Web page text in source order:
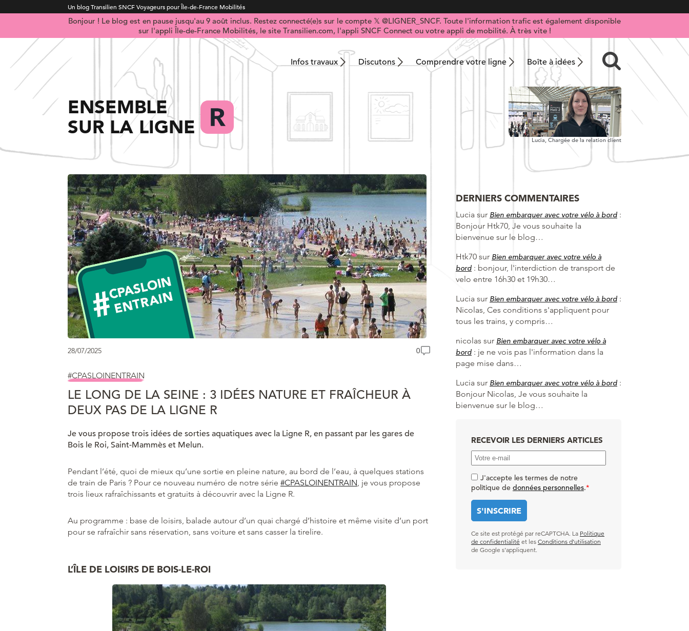
Un blog Transilien SNCF Voyageurs pour Île-de-France Mobilités
Bonjour ! Le blog est en pause jusqu'au 9 août inclus. Restez connecté(e)s sur le compte 𝕏 @LIGNER_SNCF. Toute l'information trafic est également disponible
sur l'appli Île-de-France Mobilités, le site Transilien.com, l'appli SNCF Connect ou votre appli de mobilité. À très vite !
Infos travaux Discutons Comprendre votre ligne Boîte à idées
ENSEMBLE
SUR LA LIGNE
Lucia, Chargée de la relation client
28/07/2025 0
#CPASLOINENTRAIN
LE LONG DE LA SEINE : 3 IDÉES NATURE ET FRAÎCHEUR À
DEUX PAS DE LA LIGNE R
Je vous propose trois idées de sorties aquatiques avec la Ligne R, en passant par les gares de
Bois le Roi, Saint-Mammès et Melun.
Pendant l’été, quoi de mieux qu’une sortie en pleine nature, au bord de l’eau, à quelques stations
de train de Paris ? Pour ce nouveau numéro de notre série #CPASLOINENTRAIN, je vous propose
trois lieux rafraîchissants et gratuits à découvrir avec la Ligne R.
Au programme : base de loisirs, balade autour d’un quai chargé d’histoire et même visite d’un port
pour se rafraîchir sans réservation, sans voiture et sans casser la tirelire.
L’ÎLE DE LOISIRS DE BOIS-LE-ROI
DERNIERS COMMENTAIRES
Lucia sur Bien embarquer avec votre vélo à bord :
Bonjour Htk70, Je vous souhaite la
bienvenue sur le blog…
Htk70 sur Bien embarquer avec votre vélo à
bord : bonjour, l'interdiction de transport de
velo entre 16h30 et 19h30…
Lucia sur Bien embarquer avec votre vélo à bord :
Nicolas, Ces conditions s'appliquent pour
tous les trains, y compris…
nicolas sur Bien embarquer avec votre vélo à
bord : je ne vois pas l'information dans la
page mise dans…
Lucia sur Bien embarquer avec votre vélo à bord :
Bonjour Nicolas, Je vous souhaite la
bienvenue sur le blog…
RECEVOIR LES DERNIERS ARTICLES
J'accepte les termes de notre
politique de données personnelles.*
Ce site est protégé par reCAPTCHA. La Politique
de confidentialité et les Conditions d’utilisation
de Google s’appliquent.